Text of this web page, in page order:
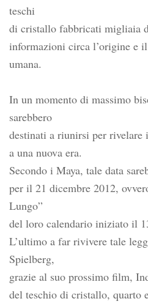
teschi
di cristallo fabbricati migliaia
informazioni circa l’origine e
umana.
In un momento di massimo
sarebbero
destinati a riunirsi per
a una nuova era.
Secondo i Maya, tale data
per il 21 dicembre 2012,
Lungo”
del loro calendario iniziato il
L’ultimo a far rivivere tale
Spielberg,
grazie al suo prossimo film,
del teschio di cristallo, quarto